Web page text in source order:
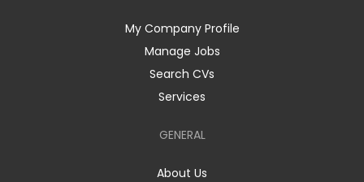
My Company Profile
Manage Jobs
Search CVs
Services
GENERAL
About Us